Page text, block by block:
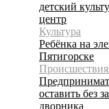
детский
центр
Культура
Ребёнка на
Пятигорске
оставить без
дворника